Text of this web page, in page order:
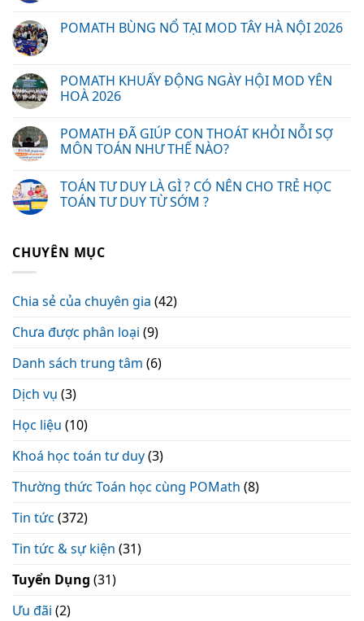
POMATH BÙNG NỔ TẠI MOD TÂY HÀ NỘI 2026
POMATH KHUẤY ĐỘNG NGÀY HỘI MOD YÊN
HOÀ 2026
POMATH ĐÃ GIÚP CON THOÁT KHỎI NỖI SỢ
MÔN TOÁN NHƯ THẾ NÀO?
TOÁN TƯ DUY LÀ GÌ ? CÓ NÊN CHO TRẺ HỌC
TOÁN TƯ DUY TỪ SỚM ?
CHUYÊN MỤC
Chia sẻ của chuyên gia (42)
Chưa được phân loại (9)
Danh sách trung tâm (6)
Dịch vụ (3)
Học liệu (10)
Khoá học toán tư duy(3)
Thường thức Toán học cùng POMath (8)
Tin tức (372)
Tin tức & sự kiện (31)
Tuyển Dụng (31)
Ưu đãi (2)